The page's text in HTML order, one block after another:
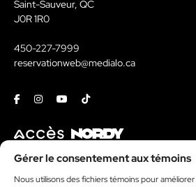
Gérer le consentement aux témoins
Nous utilisons des fichiers témoins pour
Saint-Sauveur, QC
J0R 1R0
450-227-7999
reservationweb@medialo.ca
FacebookInstagramYoutubeTiktok
Contact
Kit média